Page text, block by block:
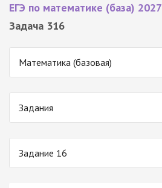
ЕГЭ по математике (база) 2027
Задача 316
Математика (базовая)
Задания
Задание 16